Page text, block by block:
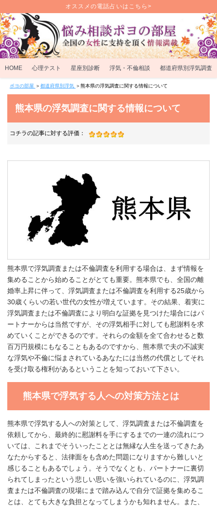
オススメの電話占いはこちら>
HOME 心理テスト 星座別診断 浮気・不倫相談 都道府県別浮気調査
ポヨの部屋 ＞都道府県別浮気 ＞熊本県の浮気調査に関する情報について
熊本県の浮気調査に関する情報について
コチラの記事に対する評価：
熊本県で浮気調査または不倫調査を利用する場合は、まず情報を
集めることから始めることがとても重要。熊本県でも、全国の離
婚率上昇に伴って、浮気調査または不倫調査を利用する25歳から
30歳くらいの若い世代の女性が増えています。その結果、着実に
浮気調査または不倫調査により明白な証拠を見つけた場合にはパ
ートナーからは当然ですが、その浮気相手に対しても慰謝料を求
めていくことができるのです。それらの金額を全て合わせると数
百万円規模にもなることもあるのですから、熊本県で夫の不誠実
な浮気や不倫に悩まされているあなたには当然の代償としてそれ
を受け取る権利があるということを知っておいて下さい。
熊本県で浮気する人への対策方法とは
熊本県で浮気する人への対策として、浮気調査または不倫調査を
依頼してから、最終的に慰謝料を手にするまでの一連の流れにつ
いては、これまでそういったこととは無縁な人生を送ってきたあ
なたからすると、法律面をも含めた問題になりますから難しいと
感じることもあるでしょう。そうでなくとも、パートナーに裏切
られてしまったという悲しい思いを強いられているのに、浮気調
査または不倫調査の現場にまで踏み込んで自分で証拠を集めるこ
とは、とても大きな負担となってしまうかも知れません。また、